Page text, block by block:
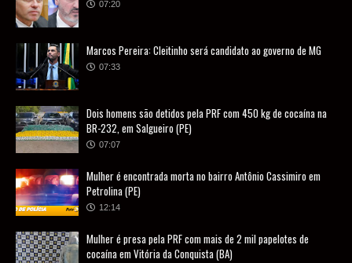
07:20
Marcos Pereira: Cleitinho será candidato ao governo de MG
07:33
Dois homens são detidos pela PRF com 450 kg de cocaína na
BR-232, em Salgueiro (PE)
07:07
Mulher é encontrada morta no bairro Antônio Cassimiro em
Petrolina (PE)
12:14
Mulher é presa pela PRF com mais de 2 mil papelotes de
cocaína em Vitória da Conquista (BA)